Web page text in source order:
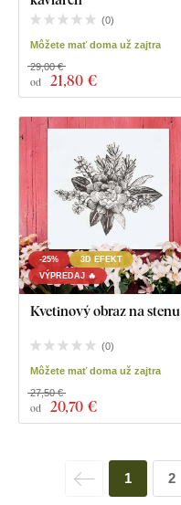
(0)
Môžete mať doma už zajtra
od 21,80 €
29,00 €
-25%
3D EFEKT
VÝPREDAJ 🔥
Kvetinový obraz na stenu
(0)
Môžete mať doma už zajtra
od 20,70 €
27,50 €
1 2